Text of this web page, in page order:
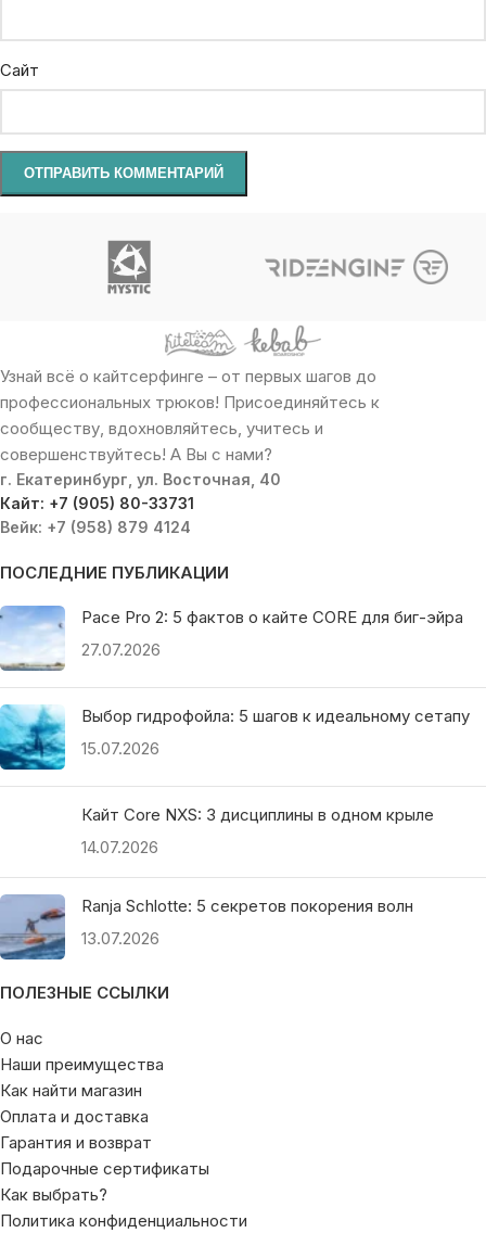
Сайт
Узнай всё о кайтсерфинге – от первых шагов до
профессиональных трюков! Присоединяйтесь к
сообществу, вдохновляйтесь, учитесь и
совершенствуйтесь! А Вы с нами?
г. Екатеринбург, ул. Восточная, 40
Кайт: +7 (905) 80-33731
Вейк: +7 (958) 879 4124
ПОСЛЕДНИЕ ПУБЛИКАЦИИ
Pace Pro 2: 5 фактов о кайте CORE для биг-эйра
27.07.2026
Выбор гидрофойла: 5 шагов к идеальному сетапу
15.07.2026
Кайт Core NXS: 3 дисциплины в одном крыле
14.07.2026
Ranja Schlotte: 5 секретов покорения волн
13.07.2026
ПОЛЕЗНЫЕ ССЫЛКИ
О нас
Наши преимущества
Как найти магазин
Оплата и доставка
Гарантия и возврат
Подарочные сертификаты
Как выбрать?
Политика конфиденциальности